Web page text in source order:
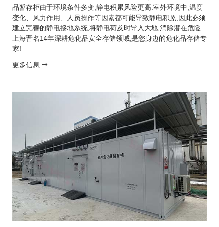
品暂存柜由于环境条件多变,静电积累风险更高.室外环境中,温度
变化、风力作用、人员操作等因素都可能导致静电积累,因此必须
建立完善的静电接地系统,将静电荷及时导入大地,消除潜在危险.
上海晋名14年深耕危化品安全存储领域,是您身边的危化品存储专
家!
更多信息